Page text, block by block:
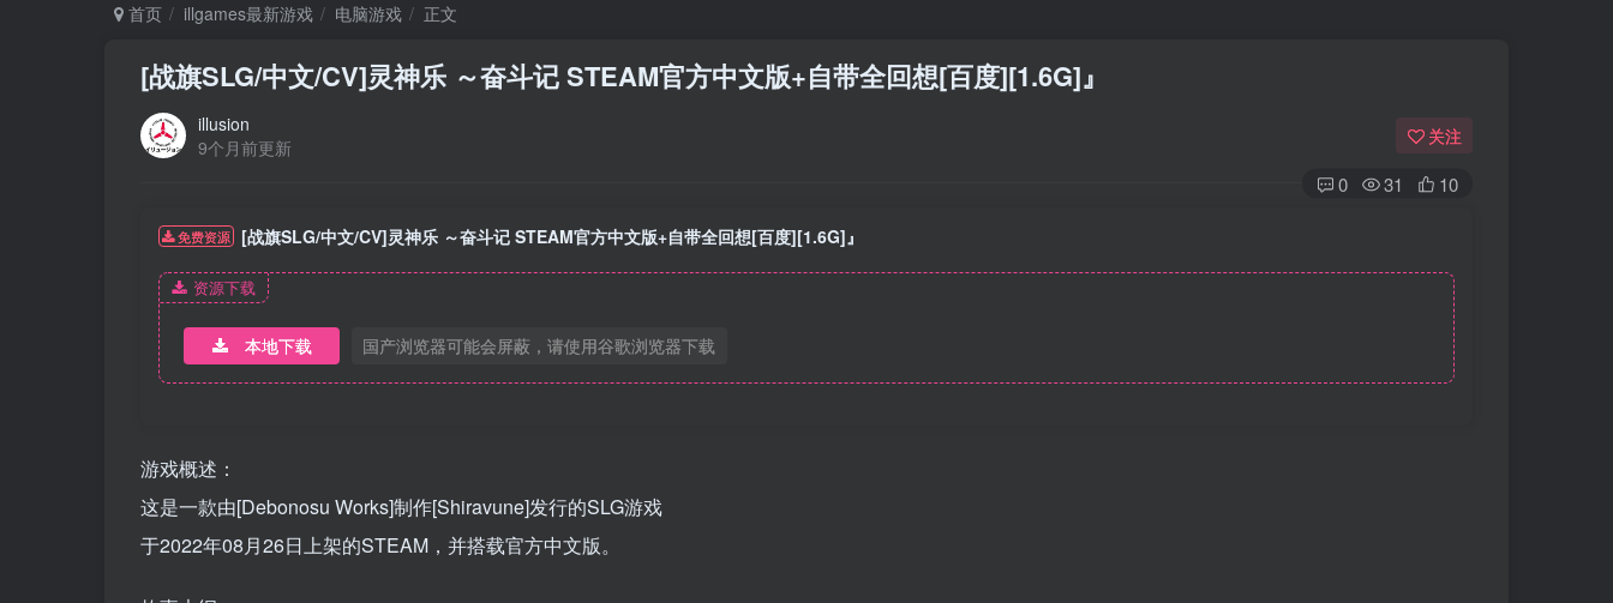
首页 illgames最新游戏 电脑游戏 正文
[战旗SLG/中文/CV]灵神乐 ～奋斗记 STEAM官方中文版+自带全回想[百度][1.6G]』
illusion
9个月前更新
关注
0 31 10
免费资源 [战旗SLG/中文/CV]灵神乐 ～奋斗记 STEAM官方中文版+自带全回想[百度][1.6G]』
资源下载
本地下载 国产浏览器可能会屏蔽，请使用谷歌浏览器下载
游戏概述：
这是一款由[Debonosu Works]制作[Shiravune]发行的SLG游戏
于2022年08月26日上架的STEAM，并搭载官方中文版。